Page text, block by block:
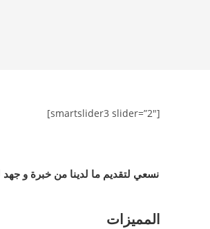
[smartslider3 slider=”2″]
نسعي لتقديم ما لدينا من خبرة و
المميزات